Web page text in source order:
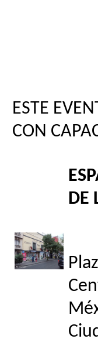
ESTE
CON
DE